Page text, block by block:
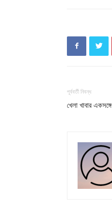
পূর্ববর্তী নিবন্ধ
খেলা খাবার একসঙ্গে